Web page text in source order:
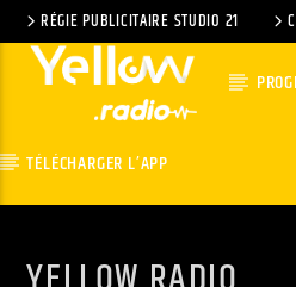
RÉGIE PUBLICITAIRE STUDIO 21
TÉLÉCHARGER L’APP